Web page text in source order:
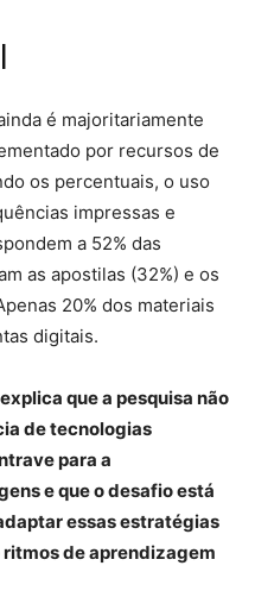
é majoritariamente
por recursos de
os percentuais, o uso
impressas e
a 52% das
as apostilas (32%) e os
20% dos materiais
digitais.
que a pesquisa não
de tecnologias
para a
e que o desafio está
essas estratégias
de aprendizagem